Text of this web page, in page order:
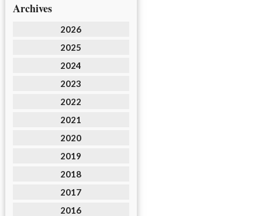
Archives
2026
2025
2024
2023
2022
2021
2020
2019
2018
2017
2016